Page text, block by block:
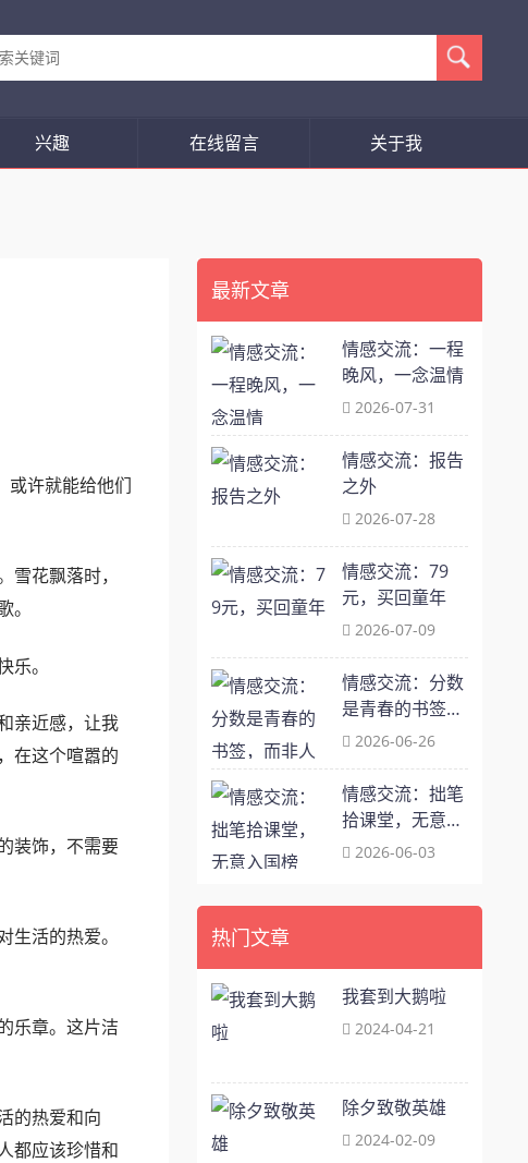
兴趣 在线留言 关于我
最新文章
情感交流：一程
晚风，一念温情
2026-07-31
情感交流：报告
之外
2026-07-28
情感交流：79
元，买回童年
2026-07-09
情感交流：分数
是青春的书签，
而非人生的终局
2026-06-26
情感交流：拙笔
拾课堂，无意入
国榜
2026-06-03
热门文章
我套到大鹅啦
2024-04-21
除夕致敬英雄
2024-02-09
或许就能给他们
花飘落时，
。
亲近感，让我
在这个喧嚣的
装饰，不需要
活的热爱。
乐章。这片洁
的热爱和向
都应该珍惜和